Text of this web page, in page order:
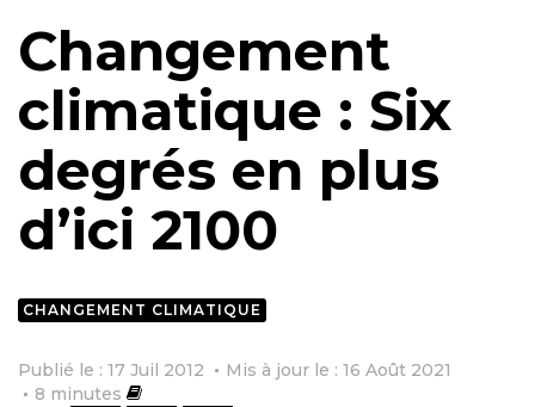
Changement
climatique : Six
degrés en plus
d’ici 2100
CHANGEMENT CLIMATIQUE
Publié le : 17 Juil 2012
Mis à jour le : 16 Août 2021
8 minutes